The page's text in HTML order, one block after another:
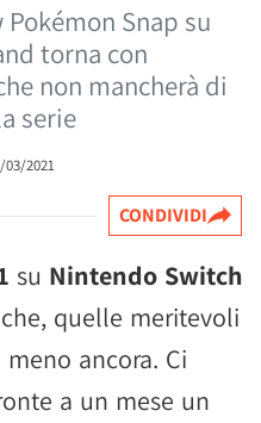
Snap su
torna con
non mancherà di
serie
03/2021
CONDIVIDI
su Nintendo Switch
quelle meritevoli
ancora. Ci
a un mese un